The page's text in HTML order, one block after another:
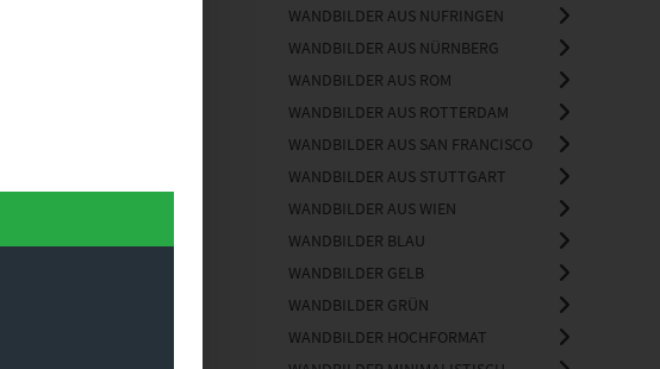
WANDBILDER AUS NUFRINGEN
WANDBILDER AUS NÜRNBERG
WANDBILDER AUS ROM
WANDBILDER AUS ROTTERDAM
WANDBILDER AUS SAN FRANCISCO
WANDBILDER AUS STUTTGART
WANDBILDER AUS WIEN
WANDBILDER BLAU
WANDBILDER GELB
WANDBILDER GRÜN
WANDBILDER HOCHFORMAT